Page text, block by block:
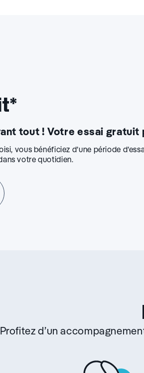
tout ! Votre essai gratuit
vous bénéficiez d’une période
votre quotidien.
Profitez d’un